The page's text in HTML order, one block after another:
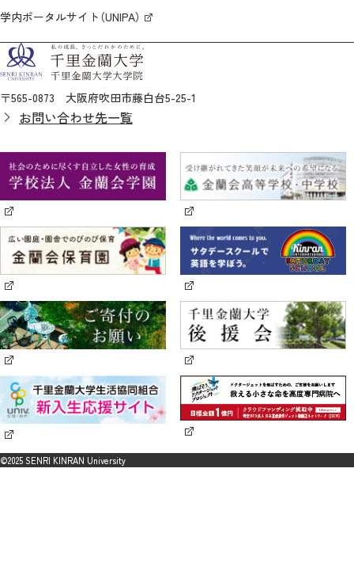
学内ポータルサイト（UNIPA）
〒565-0873 大阪府吹田市藤白台5-25-1
お問い合わせ先一覧
©2025 SENRI KINRAN University